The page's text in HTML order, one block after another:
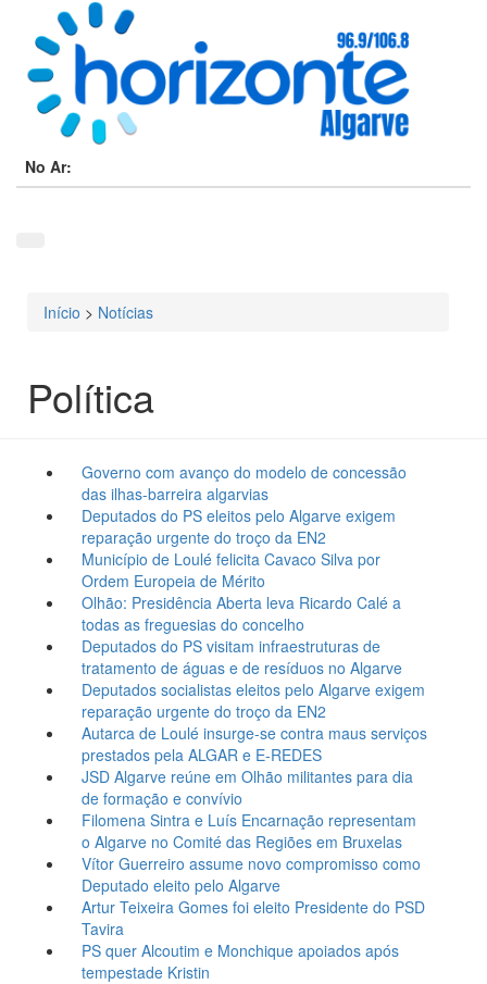
No Ar:
Está aqui
Início > Notícias
Política
Governo com avanço do modelo de concessão
das ilhas-barreira algarvias
Deputados do PS eleitos pelo Algarve exigem
reparação urgente do troço da EN2
Município de Loulé felicita Cavaco Silva por
Ordem Europeia de Mérito
Olhão: Presidência Aberta leva Ricardo Calé a
todas as freguesias do concelho
Deputados do PS visitam infraestruturas de
tratamento de águas e de resíduos no Algarve
Deputados socialistas eleitos pelo Algarve exigem
reparação urgente do troço da EN2
Autarca de Loulé insurge-se contra maus serviços
prestados pela ALGAR e E-REDES
JSD Algarve reúne em Olhão militantes para dia
de formação e convívio
Filomena Sintra e Luís Encarnação representam
o Algarve no Comité das Regiões em Bruxelas
Vítor Guerreiro assume novo compromisso como
Deputado eleito pelo Algarve
Artur Teixeira Gomes foi eleito Presidente do PSD
Tavira
PS quer Alcoutim e Monchique apoiados após
tempestade Kristin